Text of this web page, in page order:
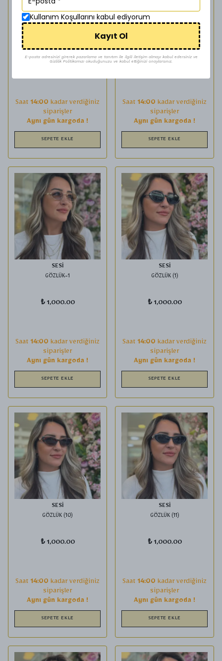
₺ 1,000.00
Saat 14:00 kadar verdiğiniz
siparişler
Aynı gün kargoda !
SEPETE EKLE
₺ 1,000.00
Saat 14:00 kadar verdiğiniz
siparişler
Aynı gün kargoda !
SEPETE EKLE
SESİ
GÖZLÜK-1
₺ 1,000.00
Saat 14:00 kadar verdiğiniz
siparişler
Aynı gün kargoda !
SEPETE EKLE
SESİ
GÖZLÜK (1)
₺ 1,000.00
Saat 14:00 kadar verdiğiniz
siparişler
Aynı gün kargoda !
SEPETE EKLE
SESİ
GÖZLÜK (10)
₺ 1,000.00
Saat 14:00 kadar verdiğiniz
siparişler
Aynı gün kargoda !
SEPETE EKLE
SESİ
GÖZLÜK (11)
₺ 1,000.00
Saat 14:00 kadar verdiğiniz
siparişler
Aynı gün kargoda !
SEPETE EKLE
Kullanım Koşullarını kabul ediyorum
Kayıt Ol
E-posta adresinizi girerek pazarlama ve tanıtım ile ilgili iletişim almayı kabul edersiniz ve
Gizlilik Politikamızı okuduğunuzu ve kabul ettiğinizi onaylarsınız.